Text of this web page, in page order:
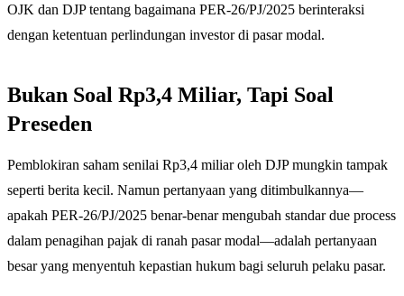
OJK dan DJP tentang bagaimana PER-26/PJ/2025 berinteraksi
dengan ketentuan perlindungan investor di pasar modal.
Bukan Soal Rp3,4 Miliar, Tapi Soal
Preseden
Pemblokiran saham senilai Rp3,4 miliar oleh DJP mungkin tampak
seperti berita kecil. Namun pertanyaan yang ditimbulkannya—
apakah PER-26/PJ/2025 benar-benar mengubah standar due process
dalam penagihan pajak di ranah pasar modal—adalah pertanyaan
besar yang menyentuh kepastian hukum bagi seluruh pelaku pasar.